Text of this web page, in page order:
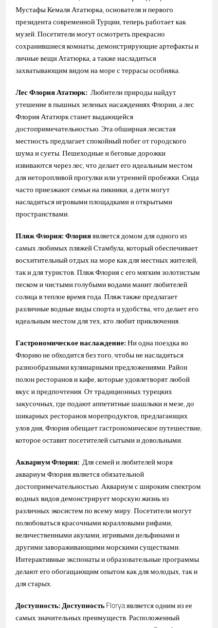
Мустафы Кемаля Ататюрка, основателя и первого
президента современной Турции, теперь работает как
музей. Посетители могут осмотреть прекрасно
сохранившиеся комнаты, демонстрирующие артефакты и
личные вещи Ататюрка, а также насладиться
захватывающим видом на море с террасы особняка.
Лес Флория Ататюрк: Любители природы найдут
утешение в пышных зеленых насаждениях Флории, а лес
Флория Ататюрк станет выдающейся
достопримечательностью. Эта обширная лесистая
местность предлагает спокойный побег от городского
шума и суеты. Пешеходные и беговые дорожки
извиваются через лес, что делает его идеальным местом
для неторопливой прогулки или утренней пробежки. Сюда
часто приезжают семьи на пикники, а дети могут
насладиться игровыми площадками и открытыми
пространствами.
Пляж Флория: Флорияявляется домом для одного из
самых любимых пляжей Стамбула, который обеспечивает
восхитительный отдых на море как для местных жителей,
так и для туристов. Пляж Флория с его мягким золотистым
песком и чистыми голубыми водами манит любителей
солнца в теплое время года. Пляж также предлагает
различные водные виды спорта и удобства, что делает его
идеальным местом для тех, кто любит приключения.
Гастрономическое наслаждение:Ни одна поездка во
Флорию не обходится без того, чтобы не насладиться
разнообразными кулинарными предложениями. Район
полон ресторанов и кафе, которые удовлетворят любой
вкус и предпочтения. От традиционных турецких
закусочных, где подают аппетитные шашлыки и мезе, до
шикарных ресторанов морепродуктов, предлагающих
улов дня, Флория обещает гастрономическое путешествие,
которое оставит посетителей сытыми и довольными.
Аквариум Флория: Для семей и любителей моря
аквариум Флория является обязательной
достопримечательностью. Аквариум с широким спектром
водных видов демонстрирует морскую жизнь из
различных экосистем по всему миру. Посетители могут
полюбоваться красочными коралловыми рифами,
величественными акулами, игривыми дельфинами и
другими завораживающими морскими существами.
Интерактивные экспонаты и образовательные программы
делают его обогащающим опытом как для молодых, так и
для старых.
Доступность: ДоступностьFlorya является одним из ее
самых значительных преимуществ. Расположенный